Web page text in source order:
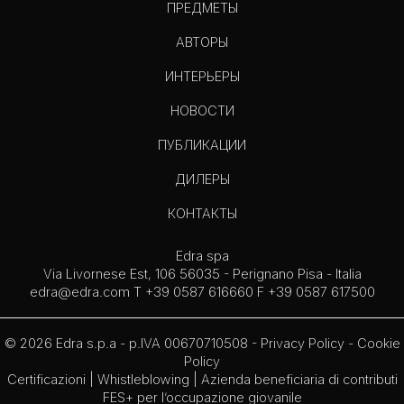
ПРЕДМЕТЫ
АВТОРЫ
ИНТЕРЬЕРЫ
НОВОСТИ
ПУБЛИКАЦИИ
ДИЛЕРЫ
КОНТАКТЫ
Edra spa
Via Livornese Est, 106 56035 - Perignano Pisa - Italia
edra@edra.com T +39 0587 616660 F +39 0587 617500
© 2026 Edra s.p.a - p.IVA 00670710508 - Privacy Policy- Cookie
Policy
Certificazioni
Whistleblowing | Azienda beneficiaria di contributi
FES+ per l’occupazione giovanile